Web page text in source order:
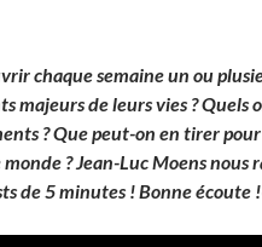
chaque semaine un ou
majeurs de leurs vies ? Quels
? Que peut-on en tirer
? Jean-Luc Moens nous
de 5 minutes ! Bonne écoute !